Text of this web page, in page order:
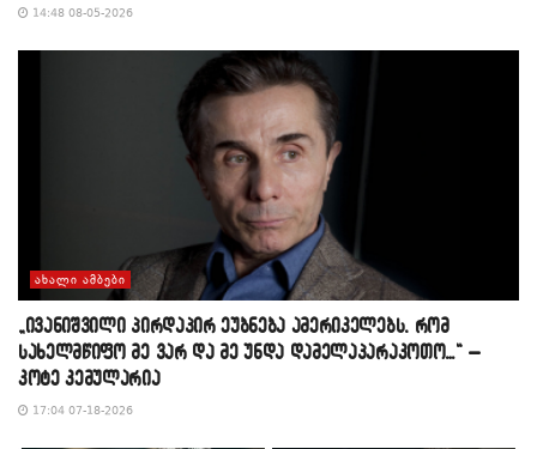
14:48 08-05-2026
ᲐᲮᲐᲚᲘ ᲐᲛᲑᲔᲑᲘ
„ივანიშვილი პირდაპირ ეუბნება ამერიკელებს, რომ
სახელმწიფო მე ვარ და მე უნდა დამელაპარაკოთო…“ –
კოტე კემულარია
17:04 07-18-2026